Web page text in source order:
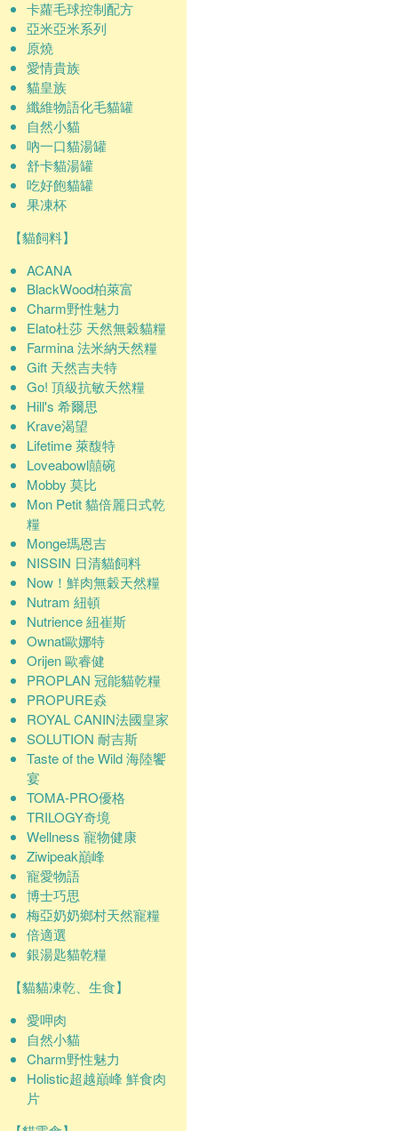
卡蘿毛球控制配方
亞米亞米系列
原燒
愛情貴族
貓皇族
纖維物語化毛貓罐
自然小貓
吶一口貓湯罐
舒卡貓湯罐
吃好飽貓罐
果凍杯
【貓飼料】
ACANA
BlackWood柏萊富
Charm野性魅力
Elato杜莎 天然無穀貓糧
Farmina 法米納天然糧
Gift 天然吉夫特
Go! 頂級抗敏天然糧
Hill's 希爾思
Krave渴望
Lifetime 萊馥特
Loveabowl囍碗
Mobby 莫比
Mon Petit 貓倍麗日式乾
糧
Monge瑪恩吉
NISSIN 日清貓飼料
Now！鮮肉無穀天然糧
Nutram 紐頓
Nutrience 紐崔斯
Ownat歐娜特
Orijen 歐睿健
PROPLAN 冠能貓乾糧
PROPURE猋
ROYAL CANIN法國皇家
SOLUTION 耐吉斯
Taste of the Wild 海陸饗
宴
TOMA-PRO優格
TRILOGY奇境
Wellness 寵物健康
Ziwipeak巔峰
寵愛物語
博士巧思
梅亞奶奶鄉村天然寵糧
倍適選
銀湯匙貓乾糧
【貓貓凍乾、生食】
愛呷肉
自然小貓
Charm野性魅力
Holistic超越巔峰 鮮食肉
片